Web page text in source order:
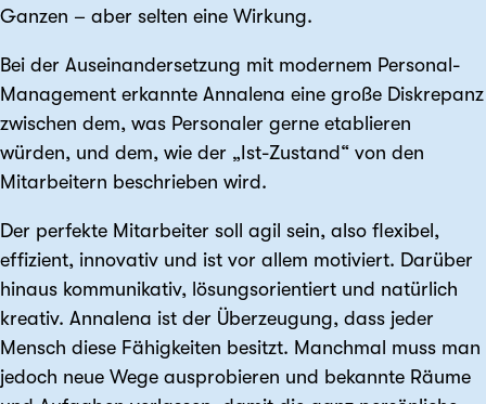
Ganzen – aber selten eine Wirkung.
Bei der Auseinandersetzung mit modernem Personal-
Management erkannte Annalena eine große Diskrepanz
zwischen dem, was Personaler gerne etablieren
würden, und dem, wie der „Ist-Zustand“ von den
Mitarbeitern beschrieben wird.
Der perfekte Mitarbeiter soll agil sein, also flexibel,
effizient, innovativ und ist vor allem motiviert. Darüber
hinaus kommunikativ, lösungs­orientiert und natürlich
kreativ. Annalena ist der Überzeugung, dass jeder
Mensch diese Fähigkeiten besitzt. Manchmal muss man
jedoch neue Wege ausprobieren und bekannte Räume